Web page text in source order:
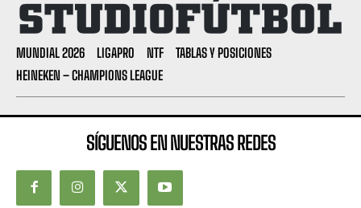
MUNDIAL 2026 LIGAPRO NTF
TABLAS Y POSICIONES
HEINEKEN – CHAMPIONS LEAGUE
SÍGUENOS EN NUESTRAS REDES